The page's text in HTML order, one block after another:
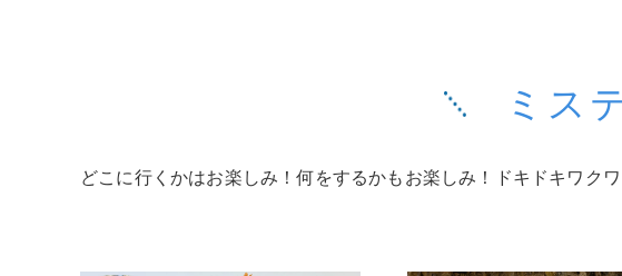
ミス
どこに行くかはお楽しみ！何をするかもお楽しみ！ドキドキワクワ